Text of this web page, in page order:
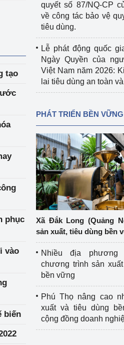
tạo
phục
vào
biến
quyết số 87/NQ-CP
về công tác bảo vệ
tiêu dùng.
Lễ phát động quốc
Ngày Quyền của
Việt Nam năm 2026:
lai tiêu dùng an toàn
PHÁT TRIỂN BỀN VỮNG
Xã Đắk Long (Quảng
sản xuất, tiêu dùng bền
Nhiều địa phương
chương trình sản
bền vững
Phú Thọ nâng cao
xuất và tiêu dùng
cộng đồng doanh